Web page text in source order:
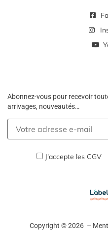
Abonnez-vous pour recevoir
arrivages, nouveautés…
J'accepte les CGV
Copyright © 2026 –